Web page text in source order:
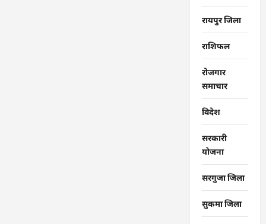
रायपुर जिला
राशिफल
रोजगार
समाचार
विदेश
सरकारी
योजना
सरगुजा जिला
सुकमा जिला